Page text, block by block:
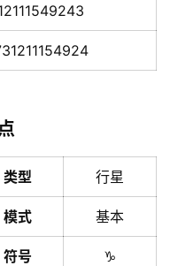
类型 行星
模式 基本
符号 ♑️